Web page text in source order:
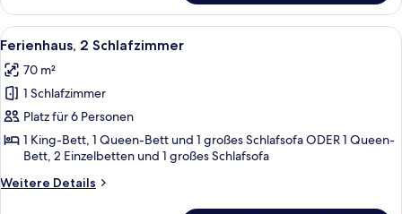
Mehrere
Betten
Alle
Fotos
für
Ferienhaus,
2 Schlafzimmer
anzeigen
Eine Familie auf einer Veranda mit
5
Ferienhaus, 2 Schlafzimmer
70 m²
1 Schlafzimmer
Platz für 6 Personen
1 King-Bett, 1 Queen-Bett und 1 großes Schlafsofa ODER 1 Queen-
Bett, 2 Einzelbetten und 1 großes Schlafsofa
Weitere Details
Weitere